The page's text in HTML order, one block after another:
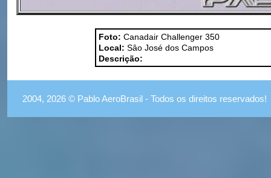
Foto: Canadair Challenger 350
Local: Sâo José dos Campos
Descrição:
2004, 2026 © Pablo AeroBrasil - Todos os direitos reservados!